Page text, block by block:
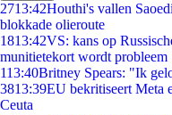
2713:42Houthi's vallen
blokkade olieroute
1813:42VS: kans op
munitietekort wordt probleem
113:40Britney Spears: "Ik
3813:39EU bekritiseert Meta
Ceuta